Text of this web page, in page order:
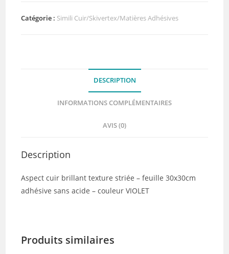
Adhésif
Catégorie : Simili Cuir/Skivertex/Matières Adhésives
DESCRIPTION
INFORMATIONS COMPLÉMENTAIRES
AVIS (0)
Description
Aspect cuir brillant texture striée – feuille 30x30cm
adhésive sans acide – couleur VIOLET
Produits similaires